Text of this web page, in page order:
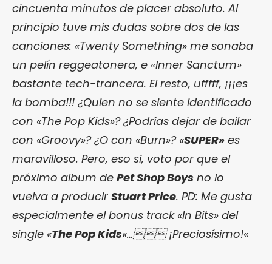
cincuenta minutos de placer absoluto. Al
principio tuve mis dudas sobre dos de las
canciones: «Twenty Something» me sonaba
un pelín reggeatonera, e «Inner Sanctum»
bastante tech-trancera. El resto, ufffff, ¡¡¡es
la bomba!!! ¿Quien no se siente identificado
con «The Pop Kids»? ¿Podrías dejar de bailar
con «Groovy»? ¿O con «Burn»? «SUPER» es
maravilloso. Pero, eso si, voto por que el
próximo album de Pet Shop Boys no lo
vuelva a producir Stuart Price. PD: Me gusta
especialmente el bonus track «In Bits» del
single «The Pop Kids«… ¡Preciosísimo!«